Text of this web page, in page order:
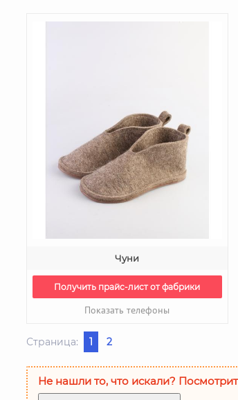
Чуни
Получить прайс-лист от фабрики
Показать телефоны
Страница: 1 2
Не нашли то, что искали?